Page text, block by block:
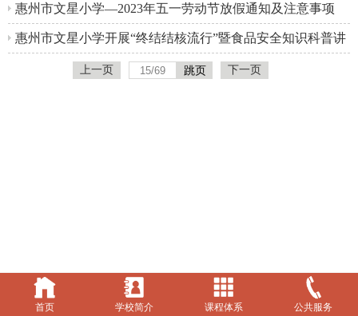
震避险逃生应急疏散演练活动
惠州市文星小学—2023年五一劳动节放假通知及注意事项
惠州市文星小学开展“终结结核流行”暨食品安全知识科普讲
上一页 下一页
首页 学校简介 课程体系 公共服务